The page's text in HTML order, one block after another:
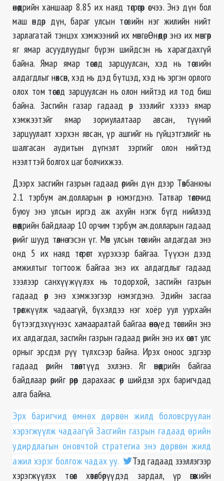
өнөөдрийн ханшаар 8.85 их наяд төгрөгөөр өсчээ. Энэ дүн бол
маш өндөр дүн, бараг улсын төсвийн нэг жилийн нийт
зарлагатай тэнцэх хэмжээний их мөнгө. Өнөөдөр энэ их мөнгөөр
яг ямар асуудлуудыг бүрэн шийдсэн нь харагдахгүй
байна. Ямар ямар төсөлд зарцуулсан, хэд нь төсвийн
алдагдлыг нөхсөн, хэд нь дэд бүтцэд, хэд нь эргэн орлого
олох том төсөлд зарцуулсан нь олон нийтэд ил тод биш
байна. Засгийн газар гадаад өр зээлийг хэзээ ямар
хэмжээтэйг ямар зориулалтаар авсан, түүний
зарцуулалт хэрхэн явсан, үр ашгийг нь гүйцэтгэлийг нь
шалгасан аудитын дүгнэлт зэргийг олон нийтэд
нээлттэй болгох цаг болчихжээ.
Дээрх засгийн газрын гадаад өрийн дүн дээр Төвбанкны
2.1 тэрбум ам.долларын өр нэмэгдэнэ. Татвар төлөгчид
буюу энэ улсын иргэд аж ахуйн нэгж бүгд нийлээд
өнөөдрийн байдлаар 10 орчим тэрбум ам.долларын гадаад
өрийг шууд төлнө гэсэн үг. Мөн улсын төсвийн алдагдал энэ
онд 5 их наяд төгрөгт хүрэхээр байгаа. Түүхэн дээд
амжилтыг тогтоож байгаа энэ их алдагдлыг гадаад
зээлээр санхүүжүүлэх нь тодорхой, засгийн газрын
гадаад өр энэ хэмжээгээр нэмэгдэнэ. Эдийн засгаа
төрөлжүүлж чадаагүй, бүхэлдээ нэг хоёр уул уурхайн
бүтээгдэхүүнээс хамааралтай байгаа өнөө үед төсвийн энэ
их алдагдал, засгийн газрын гадаад өрийн энэ их өсөлт улс
орныг эрсдэл рүү түлхсээр байна. Ирэх оноос эдгээр
гадаад өрийн төлөлтүүд эхлэнэ. Яг өнөөдрийн байгаа
байдлаар өрийг өрөөр дарахаас өөр шийдэл эрх баригчдад
алга байна.
Эрх баригчид өмнөх дөрвөн жилд боловсруулан
хэрэгжүүлж чадаагүй Засгийн газрын гадаад өрийн
удирдлагын оновчтой стратегиа энэ дөрвөн жилд
ажил хэрэг болгож чадах уу.
Тэд гадаад зээллэгээр
хэрэгжүүлэх төсөл хөтөлбөрүүдэд зардал, үр өгөөжийн